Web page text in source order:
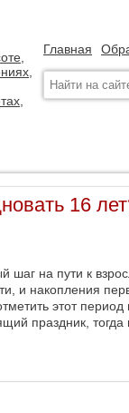
Главная
16
шаг на пути к
и накопления
этот
праздник,